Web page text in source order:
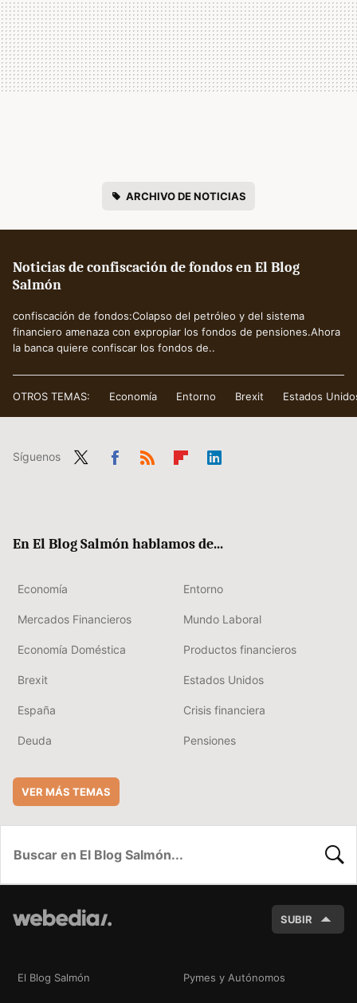
ARCHIVO DE NOTICIAS
Noticias de confiscación de fondos en El Blog
Salmón
confiscación de fondos:Colapso del petróleo y del sistema
financiero amenaza con expropiar los fondos de pensiones.Ahora
la banca quiere confiscar los fondos de..
OTROS TEMAS: Economía Entorno Brexit Estados
Síguenos
En El Blog Salmón hablamos de...
Economía Entorno
Mercados Financieros Mundo Laboral
Economía Doméstica Productos financieros
Brexit Estados Unidos
España Crisis financiera
Deuda Pensiones
VER MÁS TEMAS
SUBIR
El Blog Salmón Pymes y Autónomos